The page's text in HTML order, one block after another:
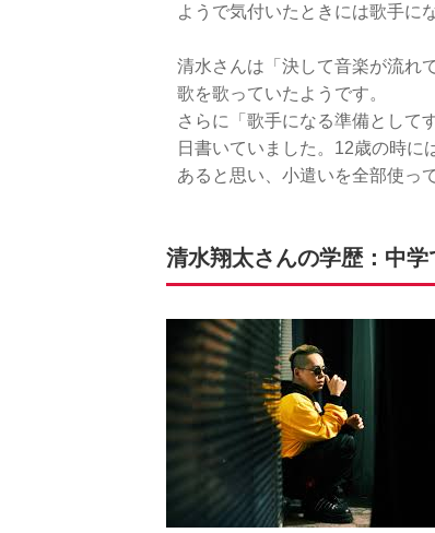
ようで気付いたときには歌手に
清水さんは「決して音楽が流れ
歌を歌っていたようです。
さらに「歌手になる準備として
日書いていました。12歳の時に
あると思い、小遣いを全部使っ
清水翔太さんの学歴：中学